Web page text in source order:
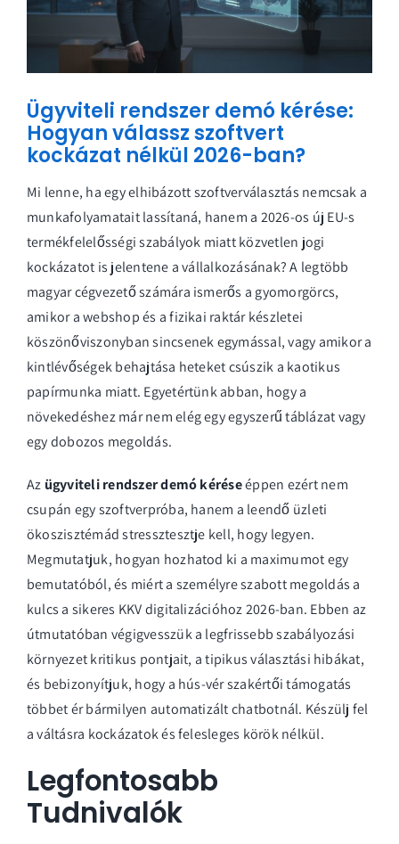
Ügyviteli rendszer demó kérése:
Hogyan válassz szoftvert
kockázat nélkül 2026-ban?
Mi lenne, ha egy elhibázott szoftverválasztás nemcsak a
munkafolyamatait lassítaná, hanem a 2026-os új EU-s
termékfelelősségi szabályok miatt közvetlen jogi
kockázatot is jelentene a vállalkozásának? A legtöbb
magyar cégvezető számára ismerős a gyomorgörcs,
amikor a webshop és a fizikai raktár készletei
köszönőviszonyban sincsenek egymással, vagy amikor a
kintlévőségek behajtása heteket csúszik a kaotikus
papírmunka miatt. Egyetértünk abban, hogy a
növekedéshez már nem elég egy egyszerű táblázat vagy
egy dobozos megoldás.
Az ügyviteli rendszer demó kéréseéppen ezért nem
csupán egy szoftverpróba, hanem a leendő üzleti
ökoszisztémád stressztesztje kell, hogy legyen.
Megmutatjuk, hogyan hozhatod ki a maximumot egy
bemutatóból, és miért a személyre szabott megoldás a
kulcs a sikeres KKV digitalizációhoz 2026-ban. Ebben az
útmutatóban végigvesszük a legfrissebb szabályozási
környezet kritikus pontjait, a tipikus választási hibákat,
és bebizonyítjuk, hogy a hús-vér szakértői támogatás
többet ér bármilyen automatizált chatbotnál. Készülj fel
a váltásra kockázatok és felesleges körök nélkül.
Legfontosabb
Tudnivalók